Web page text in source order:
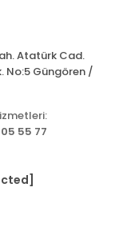
Atatürk Cad.
No:5 Güngören /
55 77